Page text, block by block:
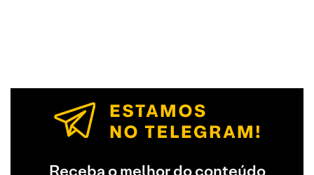
Receba o melhor do conteúdo